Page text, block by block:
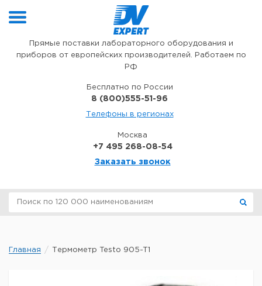
Прямые поставки лабораторного оборудования и
приборов от европейских производителей. Работаем по
РФ
Бесплатно по России
8 (800)555-51-96
Телефоны в регионах
Москва
+7 495 268-08-54
Заказать звонок
Главная Термометр Testo 905-T1